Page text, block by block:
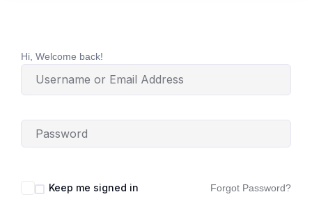
Hi, Welcome back!
Keep me signed in Forgot Password?